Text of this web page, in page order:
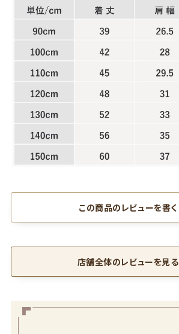
この商品のレビューを書く
店舗全体のレビューを見る